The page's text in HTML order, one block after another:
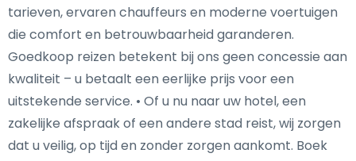
tarieven, ervaren chauffeurs en moderne voertuigen
die comfort en betrouwbaarheid garanderen.
Goedkoop reizen betekent bij ons geen concessie aan
kwaliteit – u betaalt een eerlijke prijs voor een
uitstekende service. • Of u nu naar uw hotel, een
zakelijke afspraak of een andere stad reist, wij zorgen
dat u veilig, op tijd en zonder zorgen aankomt. Boek